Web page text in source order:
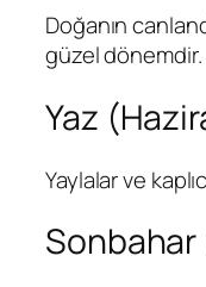
Doğanın
güzel dönemdir.
Yaz
Yaylalar ve
Sonbahar